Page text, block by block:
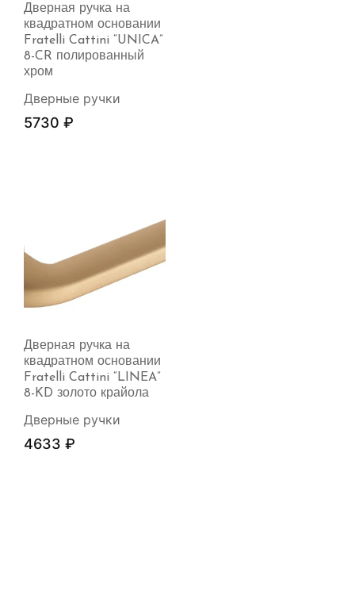
Дверная ручка на
квадратном основании
Fratelli Cattini “UNICA”
8-CR полированный
хром
Дверные ручки
5730 ₽
Дверная ручка на
квадратном основании
Fratelli Cattini “LINEA”
8-KD золото крайола
Дверные ручки
4633 ₽